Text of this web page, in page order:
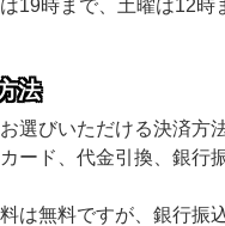
19時まで、土曜は12時
法
選びいただける決済方
ード、代金引換、銀行
は無料ですが、銀行振